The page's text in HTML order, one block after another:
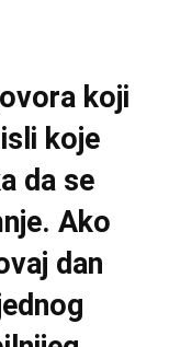
koji
koje
da se
Ako
dan